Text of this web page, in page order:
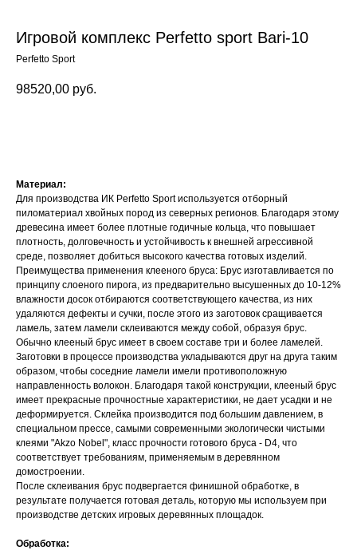
Игровой комплекс Perfetto sport Bari-10
Perfetto Sport
98520,00 руб.
Материал:
Для производства ИК Perfetto Sport используется отборный
пиломатериал хвойных пород из северных регионов. Благодаря этому
древесина имеет более плотные годичные кольца, что повышает
плотность, долговечность и устойчивость к внешней агрессивной
среде, позволяет добиться высокого качества готовых изделий.
Преимущества применения клееного бруса: Брус изготавливается по
принципу слоеного пирога, из предварительно высушенных до 10-12%
влажности досок отбираются соответствующего качества, из них
удаляются дефекты и сучки, после этого из заготовок сращивается
ламель, затем ламели склеиваются между собой, образуя брус.
Обычно клееный брус имеет в своем составе три и более ламелей.
Заготовки в процессе производства укладываются друг на друга таким
образом, чтобы соседние ламели имели противоположную
направленность волокон. Благодаря такой конструкции, клееный брус
имеет прекрасные прочностные характеристики, не дает усадки и не
деформируется. Склейка производится под большим давлением, в
специальном прессе, самыми современными экологически чистыми
клеями "Akzo Nobel", класс прочности готового бруса - D4, что
соответствует требованиям, применяемым в деревянном
домостроении.
После склеивания брус подвергается финишной обработке, в
результате получается готовая деталь, которую мы используем при
производстве детских игровых деревянных площадок.
Обработка: